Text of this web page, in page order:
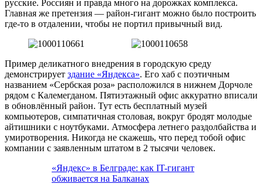
русские. Россиян и правда много на дорожках комплекса.
Главная же претензия — район-гигант можно было построить
где-то в отдалении, чтобы не портил привычный вид.
Пример деликатного внедрения в городскую среду
демонстрирует здание «Яндекса». Его хаб с поэтичным
названием «Сербская роза» расположился в нижнем Дорчоле
рядом с Калемегданом. Пятиэтажный офис аккуратно вписали
в обновлённый район. Тут есть бесплатный музей
компьютеров, симпатичная столовая, вокруг бродят молодые
айтишники с ноутбуками. Атмосфера летнего раздолбайства и
умиротворения. Никогда не скажешь, что перед тобой офис
компании с заявленным штатом в 2 тысячи человек.
«Яндекс» в Белграде: как IT-гигант
обживается на Балканах